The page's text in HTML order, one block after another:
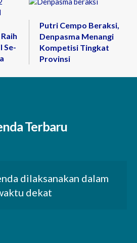
Se-
Putri Cempo Beraksi,
Denpasma Menangi
Kompetisi Tingkat
Provinsi
Terbaru
dilaksanakan dalam
dekat